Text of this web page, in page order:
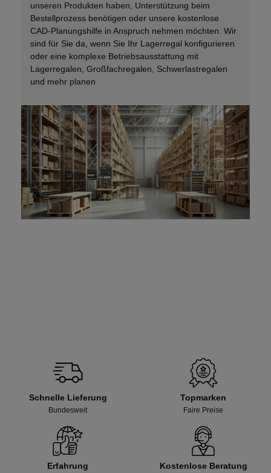
unseren Produkten haben, Unterstützung beim
Bestellprozess benötigen oder unsere kostenlose
CAD-Planungshilfe in Anspruch nehmen möchten. Wir
sind für Sie da, wenn Sie Ihr Lagerregal konfigurieren
oder eine komplexe Betriebsausstattung mit
Lagerregalen, Großfachregalen, Schwerlastregalen
und mehr planen
Schnelle Lieferung
Bundesweit
Topmarken
Faire Preise
Erfahrung Kostenlose Beratung